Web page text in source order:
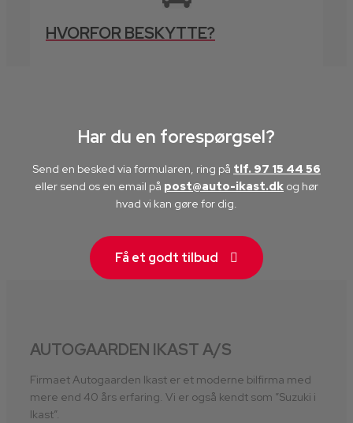
HVORFOR BESKYTTE?
Har du en forespørgsel?
Send en besked via formularen, ring på tlf. 97 15 44 56
eller send os en email på post@auto-ikast.dk ​ og hør
hvad vi kan gøre for dig.
Få et godt tilbud
AUTOGAARDEN IKAST A/S
Firmaet Autogaarden Ikast er et moderne bilfirma med
mere end 40 års erfaring. Vi er også kendt som ”Suzuki i
Ikast”.